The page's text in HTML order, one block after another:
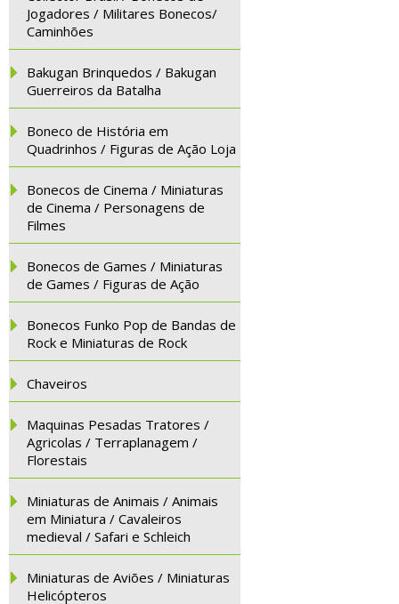
Jogadores / Militares Bonecos/
Caminhões
Bakugan Brinquedos / Bakugan
Guerreiros da Batalha
Boneco de História em
Quadrinhos / Figuras de Ação Loja
Bonecos de Cinema / Miniaturas
de Cinema / Personagens de
Filmes
Bonecos de Games / Miniaturas
de Games / Figuras de Ação
Bonecos Funko Pop de Bandas de
Rock e Miniaturas de Rock
Chaveiros
Maquinas Pesadas Tratores /
Agricolas / Terraplanagem /
Florestais
Miniaturas de Animais / Animais
em Miniatura / Cavaleiros
medieval / Safari e Schleich
Miniaturas de Aviões / Miniaturas
Helicópteros